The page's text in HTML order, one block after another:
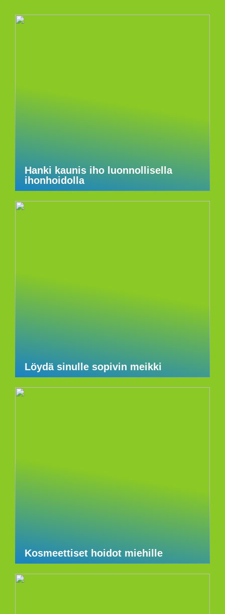
Hanki kaunis iho luonnollisella
ihonhoidolla
Löydä sinulle sopivin meikki
Kosmeettiset hoidot miehille